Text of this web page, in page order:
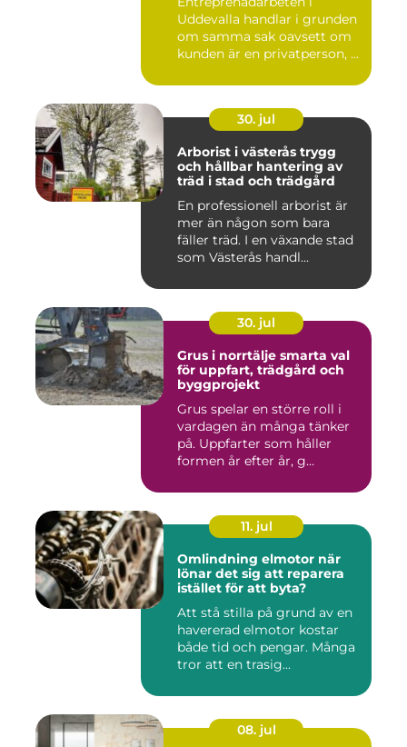
Uddevalla handlar i grunden
om samma sak oavsett om
kunden är en privatperson, ...
30. jul
Arborist i västerås trygg
och hållbar hantering av
träd i stad och trädgård
En professionell arborist är
mer än någon som bara
fäller träd. I en växande stad
som Västerås handl...
30. jul
Grus i norrtälje smarta val
för uppfart, trädgård och
byggprojekt
Grus spelar en större roll i
vardagen än många tänker
på. Uppfarter som håller
formen år efter år, g...
11. jul
Omlindning elmotor när
lönar det sig att reparera
istället för att byta?
Att stå stilla på grund av en
havererad elmotor kostar
både tid och pengar. Många
tror att en trasig...
08. jul